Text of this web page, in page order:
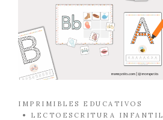
IMPRIMIBLES EDUCATIVOS
LECTOESCRITURA INFANTIL